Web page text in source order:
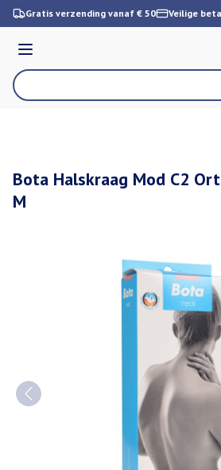
Ga naar de inhoud
Gratis verzending vanaf € 50 Veilige
Menu
Product, merk, categorie...
Bota Halskraag Mod C2
M